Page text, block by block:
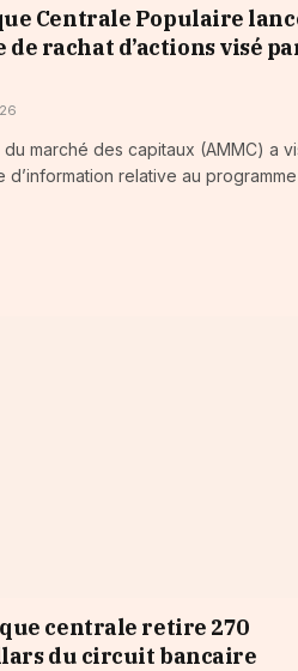
Centrale Populaire
rachat d’actions visé
du marché des capitaux (AMMC) a
d’information relative au programme
centrale retire 270
du circuit bancaire